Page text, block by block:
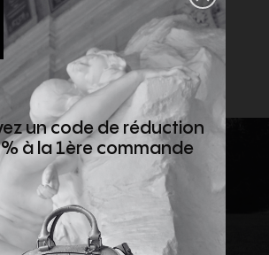
bonbout en caoutchouc
sur la semelle de propreté
un code de réduction
à la 1ère commande